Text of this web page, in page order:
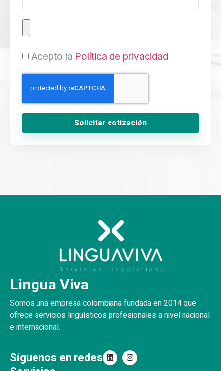
Acepto la Política de privacidad
Solicitar cotización
Lingua Viva
Somos una empresa colombiana fundada en 2014 que
ofrece servicios lingüísticos profesionales a nivel nacional
e internacional.
Síguenos en redes